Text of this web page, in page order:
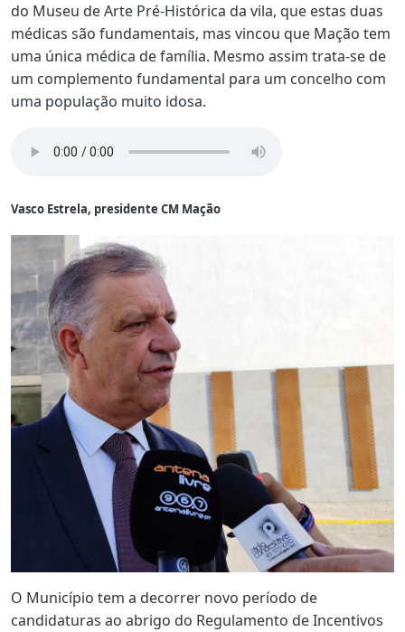
do Museu de Arte Pré-Histórica da vila, que estas duas
médicas são fundamentais, mas vincou que Mação tem
uma única médica de família. Mesmo assim trata-se de
um complemento fundamental para um concelho com
uma população muito idosa.
Vasco Estrela, presidente CM Mação
O Município tem a decorrer novo período de
candidaturas ao abrigo do Regulamento de Incentivos